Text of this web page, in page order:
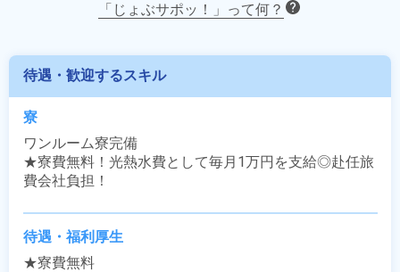
「じょぶサポッ！」って何？
待遇・歓迎するスキル
寮
ワンルーム寮完備
★寮費無料！光熱水費として毎月1万円を支給◎赴任旅
費会社負担！
待遇・福利厚生
★寮費無料